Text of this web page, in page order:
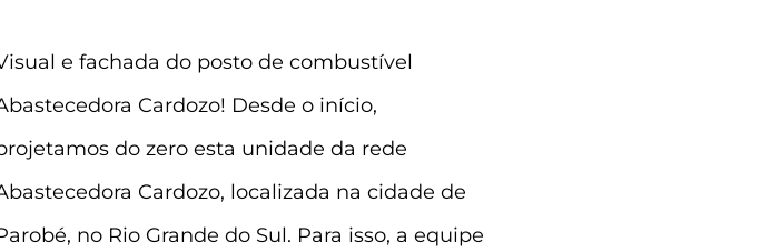
e fachada do posto de combustível
Cardozo! Desde o início,
do zero esta unidade da rede
Cardozo, localizada na cidade de
no Rio Grande do Sul. Para isso, a equipe